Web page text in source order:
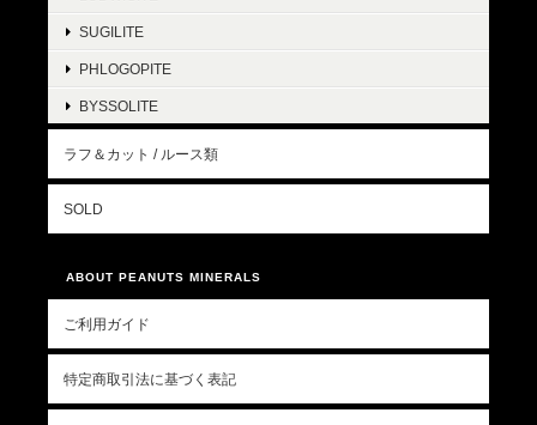
SUGILITE
PHLOGOPITE
BYSSOLITE
ラフ＆カット / ルース類
SOLD
ABOUT PEANUTS MINERALS
ご利用ガイド
特定商取引法に基づく表記